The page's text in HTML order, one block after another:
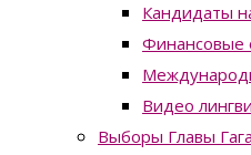
Кандидаты
Финансовые
Видео
Выборы Главы